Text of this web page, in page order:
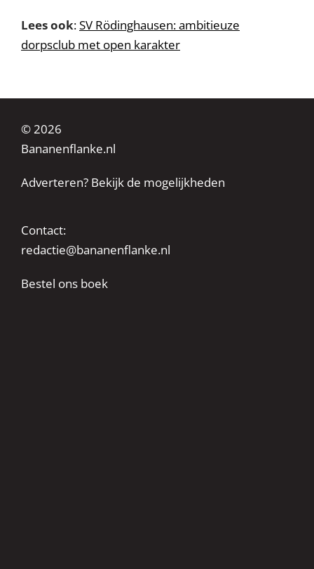
Lees ook:SV Rödinghausen: ambitieuze
dorpsclub met open karakter
© 2026
Bananenflanke.nl
Adverteren? Bekijk de mogelijkheden
Contact:
redactie@bananenflanke.nl
Bestel ons boek